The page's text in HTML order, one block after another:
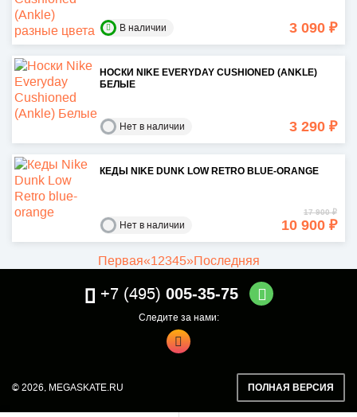
В наличии 3 090 ₽
НОСКИ NIKE EVERYDAY CUSHIONED (ANKLE)
БЕЛЫЕ
Нет в наличии 3 290 ₽
КЕДЫ NIKE DUNK LOW RETRO BLUE-ORANGE
Нет в наличии
17 900 ₽
10 900 ₽
Первая«12345»Последняя
+7 (495) 005-35-75
Следите за нами:
© 2026, MEGASKATE.RU ПОЛНАЯ ВЕРСИЯ